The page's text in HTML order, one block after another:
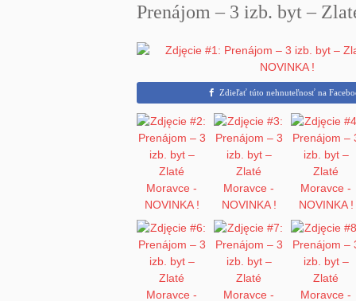
Prenájom – 3 izb. byt –
Zdieľať túto nehnuteľnosť na